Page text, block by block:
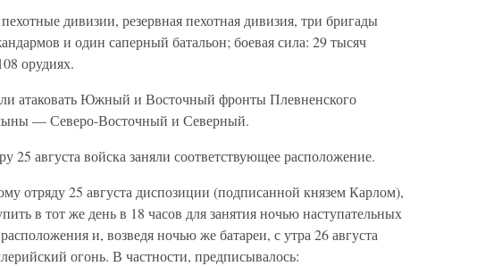
дивизии, резервная пехотная дивизия, три бригады
и один саперный батальон; боевая сила: 29 тысяч
орудиях.
атаковать Южный и Восточный фронты Плевненского
— Северо-Восточный и Северный.
25 августа войска заняли соответствующее расположение.
отряду 25 августа диспозиции (подписанной князем Карлом),
в тот же день в 18 часов для занятия ночью наступательных
и, возведя ночью же батареи, с утра 26 августа
огонь. В частности, предписывалось: